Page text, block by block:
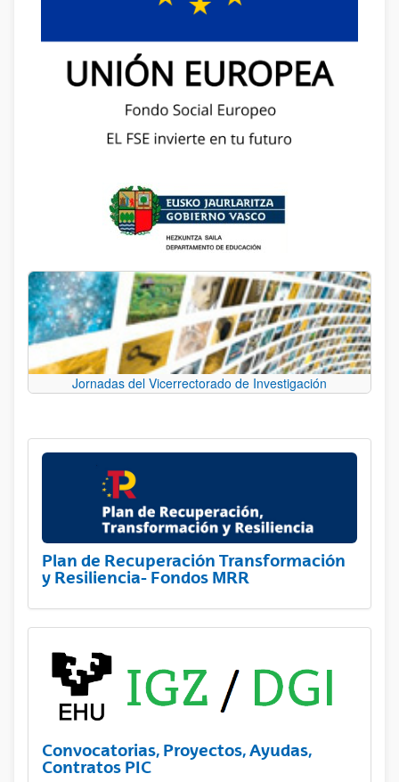
Jornadas del Vicerrectorado de Investigación
Plan de Recuperación Transformación
y Resiliencia- Fondos MRR
Convocatorias, Proyectos, Ayudas,
Contratos PIC